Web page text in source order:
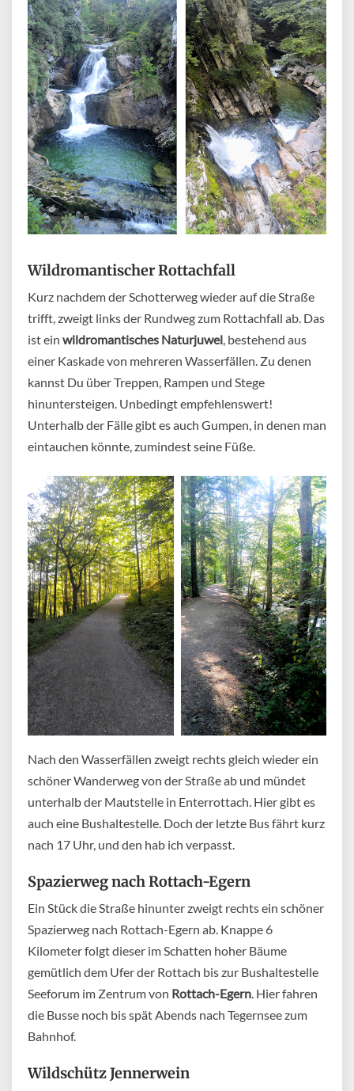
Wildromantischer Rottachfall
Kurz nachdem der Schotterweg wieder auf die Straße
trifft, zweigt links der Rundweg zum Rottachfall ab. Das
ist ein wildromantisches Naturjuwel , bestehend aus
einer Kaskade von mehreren Wasserfällen. Zu denen
kannst Du über Treppen, Rampen und Stege
hinuntersteigen. Unbedingt empfehlenswert!
Unterhalb der Fälle gibt es auch Gumpen, in denen man
eintauchen könnte, zumindest seine Füße.
Nach den Wasserfällen zweigt rechts gleich wieder ein
schöner Wanderweg von der Straße ab und mündet
unterhalb der Mautstelle in Enterrottach. Hier gibt es
auch eine Bushaltestelle. Doch der letzte Bus fährt kurz
nach 17 Uhr, und den hab ich verpasst.
Spazierweg nach Rottach-Egern
Ein Stück die Straße hinunter zweigt rechts ein schöner
Spazierweg nach Rottach-Egern ab. Knappe 6
Kilometer folgt dieser im Schatten hoher Bäume
gemütlich dem Ufer der Rottach bis zur Bushaltestelle
Seeforum im Zentrum von Rottach-Egern. Hier fahren
die Busse noch bis spät Abends nach Tegernsee zum
Bahnhof.
Wildschütz Jennerwein